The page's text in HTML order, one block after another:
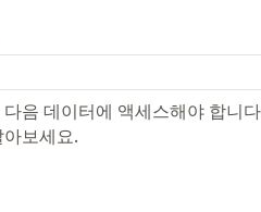
음 데이터에 액세스해야 합니
보세요.